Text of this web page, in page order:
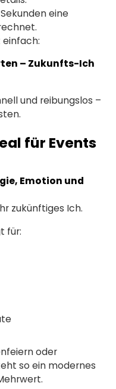
eine
einfach:
– Zukunfts-Ich
und reibungslos –
für Events
Emotion und
zukünftiges Ich.
für:
oder
so ein modernes